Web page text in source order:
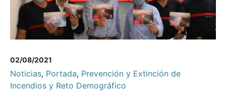
02/08/2021
Noticias, Portada, Prevención y Extinción de
Incendios y Reto Demográfico